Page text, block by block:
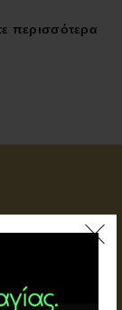
περισσότερα